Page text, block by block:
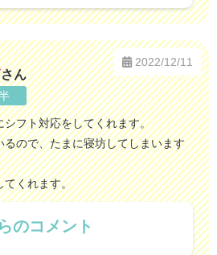
さん
2022/12/11
フト対応をしてくれます。
ので、たまに寝坊してしまいます
てくれます。
のコメント